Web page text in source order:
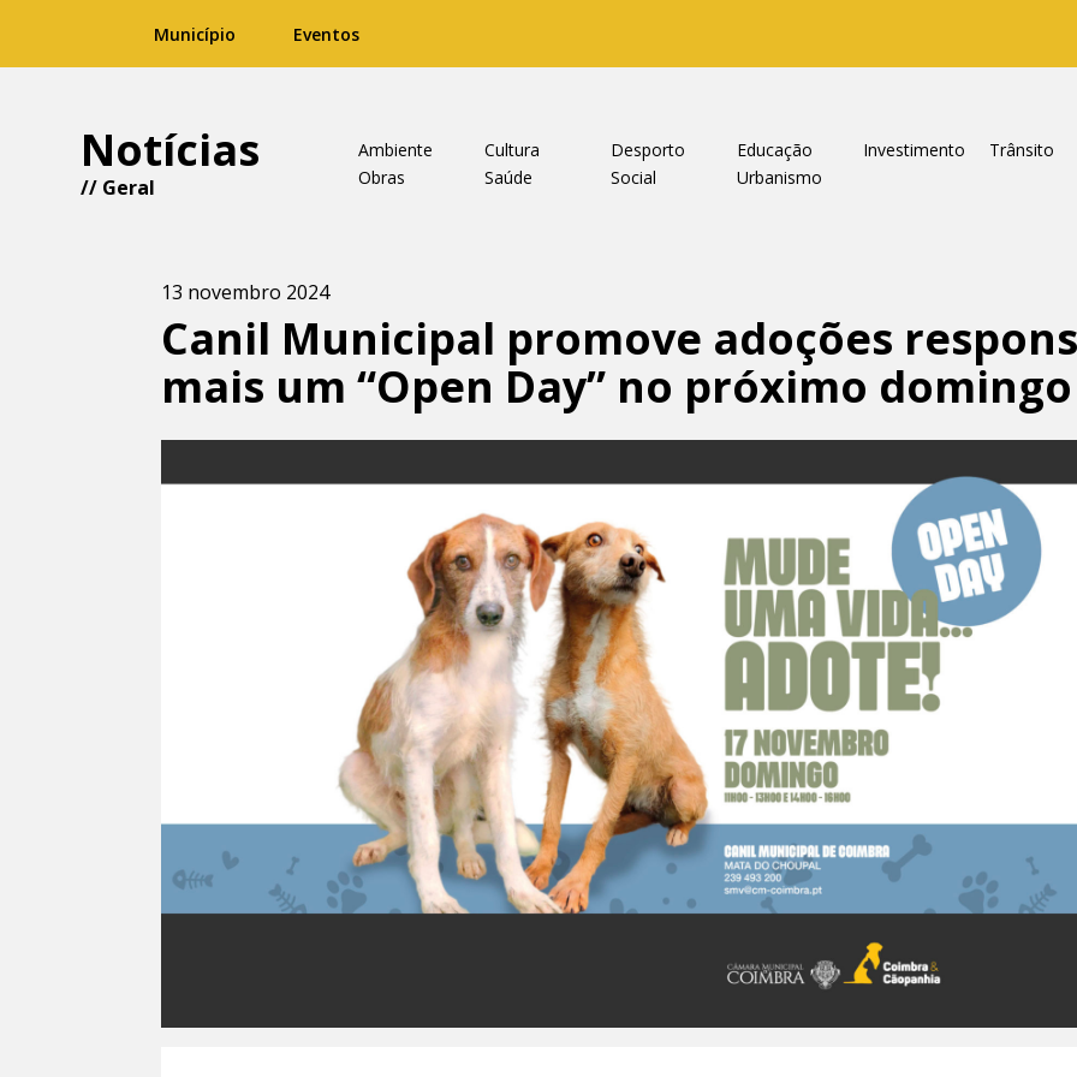
Município Eventos
Notícias
// Geral
Ambiente Cultura Desporto Educação Investimento
Trânsito
Obras
Saúde Social Urbanismo
13 novembro 2024
Canil Municipal promove adoções
mais um “Open Day” no próximo domingo